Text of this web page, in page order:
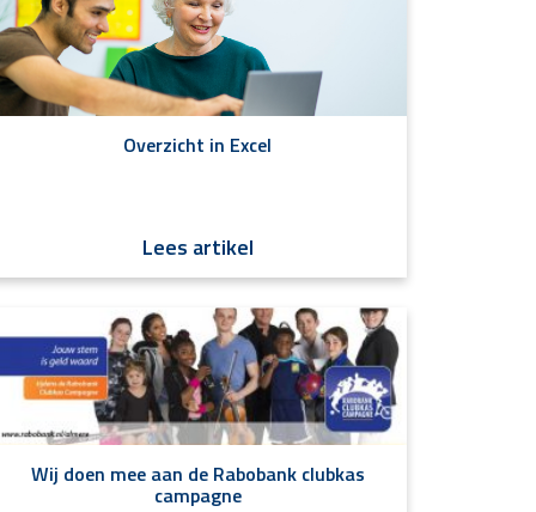
Overzicht in Excel
Lees artikel
Wij doen mee aan de Rabobank clubkas
campagne